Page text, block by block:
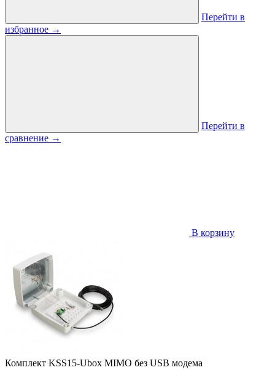
Перейти в
избранное →
Перейти в
сравнение →
В корзину
Комплект KSS15-Ubox MIMO без USB модема